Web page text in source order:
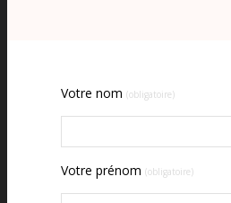
Votre nom (obligatoire)
Votre prénom (obligatoire)